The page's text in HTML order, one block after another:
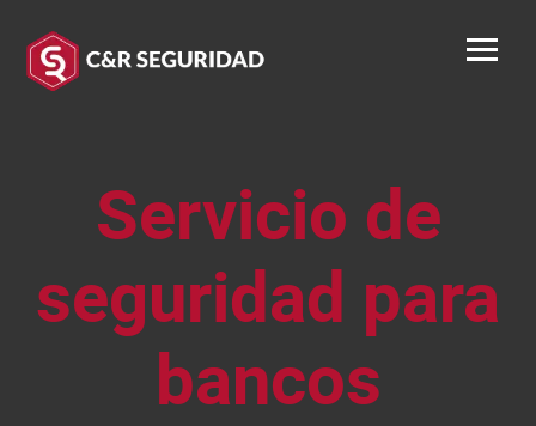
Servicio de
seguridad para
bancos